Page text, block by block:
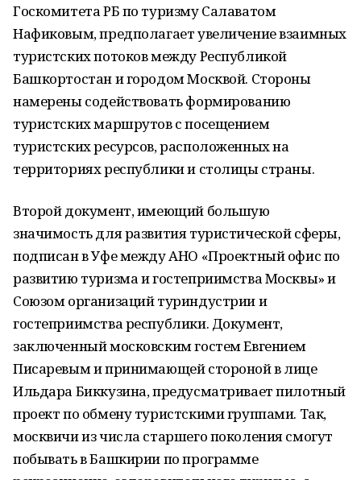
Госкомитета РБ по туризму Салаватом
Нафиковым, предполагает увеличение взаимных
туристских потоков между Республикой
Башкортостан и городом Москвой. Стороны
намерены содействовать формированию
туристских маршрутов с посещением
туристских ресурсов, расположенных на
территориях республики и столицы страны.
Второй документ, имеющий большую
значимость для развития туристической сферы,
подписан в Уфе между АНО «Проектный офис по
развитию туризма и гостеприимства Москвы» и
Союзом организаций туриндустрии и
гостеприимства республики. Документ,
заключенный московским гостем Евгением
Писаревым и принимающей стороной в лице
Ильдара Биккузина, предусматривает пилотный
проект по обмену туристскими группами. Так,
москвичи из числа старшего поколения смогут
побывать в Башкирии по программе